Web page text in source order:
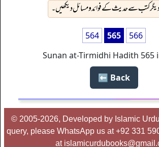
کتب سے حدیث کے فوائد و مسائل دیکھیں۔
564 565
566
Sunan at-Tirmidhi Hadith 565
Back ⬅️
© 2005-2026, Developed by Islamic
query, please WhatsApp us at +92 331
at